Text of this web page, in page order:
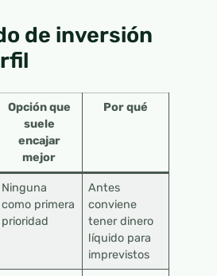
de inversión
Opción que
suele
encajar
mejor
Por qué
Ninguna
como primera
prioridad
Antes
conviene
tener dinero
líquido para
imprevistos